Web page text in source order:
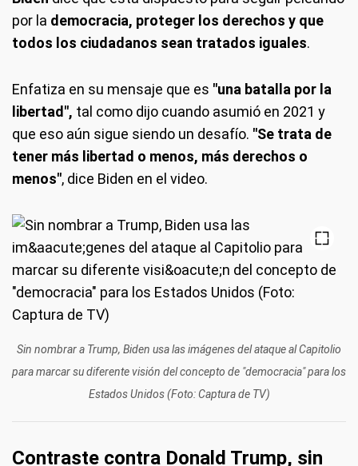
por la democracia, proteger los derechos y que
todos los ciudadanos sean tratados iguales.
Enfatiza en su mensaje que es "una batalla por la
libertad", tal como dijo cuando asumió en 2021 y
que eso aún sigue siendo un desafío. "Se trata de
tener más libertad o menos, más derechos o
menos", dice Biden en el video.
Sin nombrar a Trump, Biden usa las imágenes del ataque al Capitolio
para marcar su diferente visión del concepto de "democracia" para los
Estados Unidos (Foto: Captura de TV)
Contraste contra Donald Trump, sin